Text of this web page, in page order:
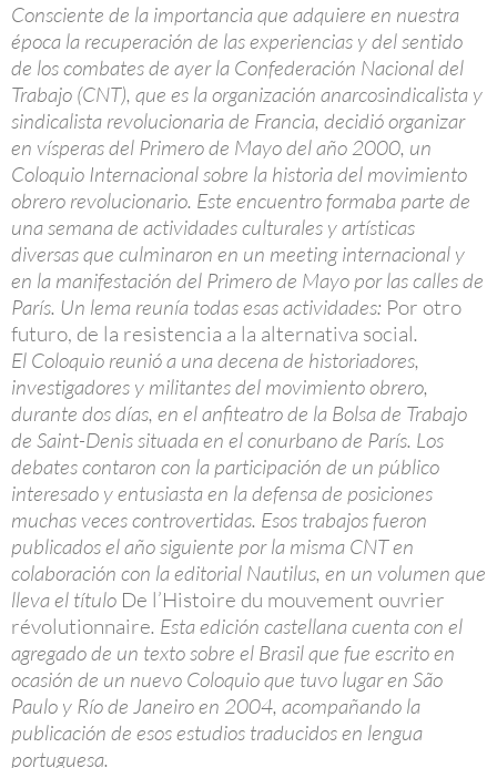
Consciente de la importancia que adquiere en nuestra
época la recuperación de las experiencias y del sentido
de los combates de ayer la Confederación Nacional del
Trabajo (CNT), que es la organización anarcosindicalista y
sindicalista revolucionaria de Francia, decidió organizar
en vísperas del Primero de Mayo del año 2000, un
Coloquio Internacional sobre la historia del movimiento
obrero revolucionario. Este encuentro formaba parte de
una semana de actividades culturales y artísticas
diversas que culminaron en un meeting internacional y
en la manifestación del Primero de Mayo por las calles de
París. Un lema reunía todas esas actividades: Por otro
futuro, de la resistencia a la alternativa social.
El Coloquio reunió a una decena de historiadores,
investigadores y militantes del movimiento obrero,
durante dos días, en el anfiteatro de la Bolsa de Trabajo
de Saint-Denis situada en el conurbano de París. Los
debates contaron con la participación de un público
interesado y entusiasta en la defensa de posiciones
muchas veces controvertidas. Esos trabajos fueron
publicados el año siguiente por la misma CNT en
colaboración con la editorial Nautilus, en un volumen que
lleva el título De l’Histoire du mouvement ouvrier
révolutionnaire. Esta edición castellana cuenta con el
agregado de un texto sobre el Brasil que fue escrito en
ocasión de un nuevo Coloquio que tuvo lugar en São
Paulo y Río de Janeiro en 2004, acompañando la
publicación de esos estudios traducidos en lengua
portuguesa.